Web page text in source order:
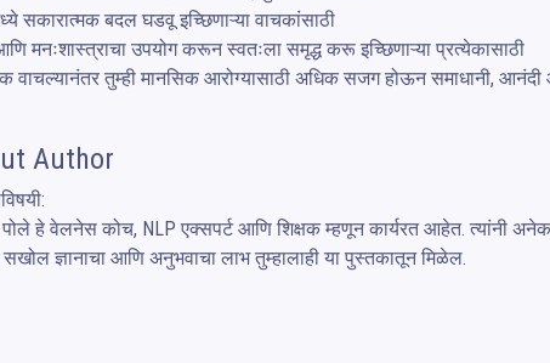
सकारात्मक बदल घडवू इच्छिणाऱ्या वाचकांसाठी
मनःशास्त्राचा उपयोग करून स्वतःला समृद्ध करू इच्छिणाऱ्या प्रत्येकासाठी
वाचल्यानंतर तुम्ही मानसिक आरोग्यासाठी अधिक सजग होऊन समाधानी,
Author
सखोल ज्ञानाचा आणि अनुभवाचा लाभ तुम्हालाही या पुस्तकातून मिळेल.